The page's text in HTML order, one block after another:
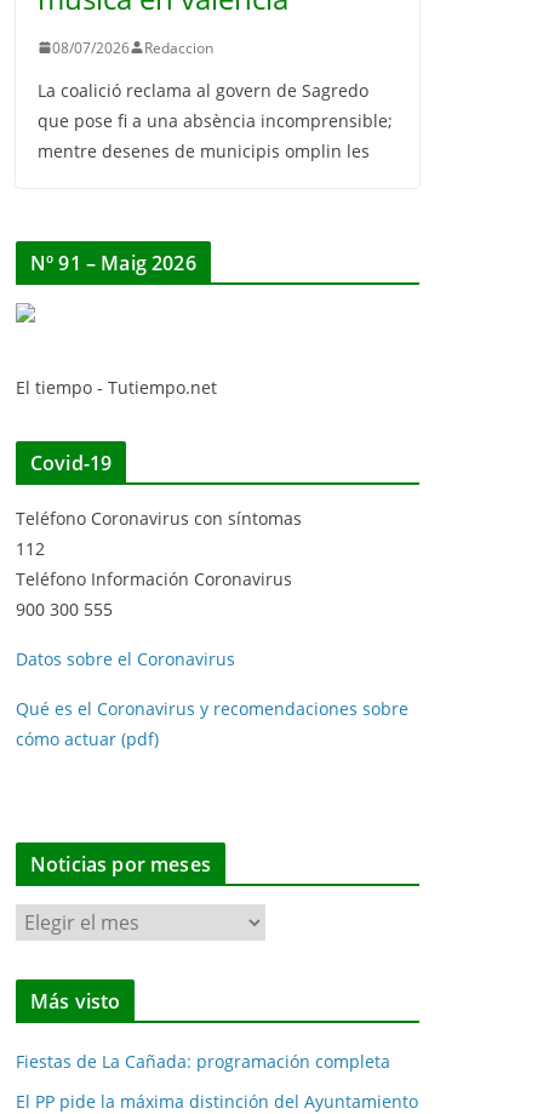
08/07/2026 Redaccion
La coalició reclama al govern de Sagredo
que pose fi a una absència incomprensible;
mentre desenes de municipis omplin les
Nº 91 – Maig 2026
El tiempo - Tutiempo.net
Covid-19
Teléfono Coronavirus con síntomas
112
Teléfono Información Coronavirus
900 300 555
Datos sobre el Coronavirus
Qué es el Coronavirus y recomendaciones sobre
cómo actuar (pdf)
Noticias por meses
N
o
t
i
a
Más visto
Fiestas de La Cañada: programación completa
El PP pide la máxima distinción del Ayuntamiento